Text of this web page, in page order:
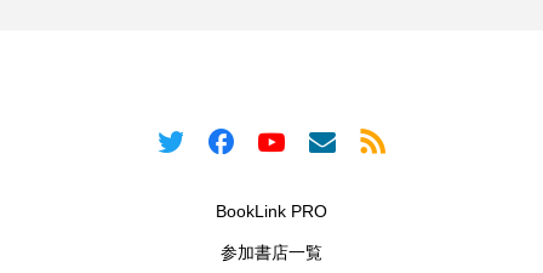
BookLink PRO
参加書店一覧